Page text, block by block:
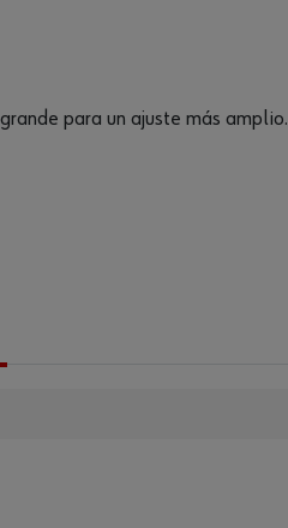
para un ajuste más amplio.